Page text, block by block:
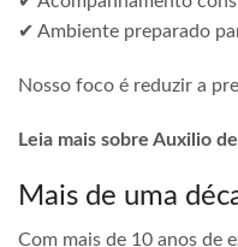
✔ Ambiente preparado
Nosso foco é reduzir a
Leia mais sobre Auxilio
Mais de uma
Com mais de 10 anos de